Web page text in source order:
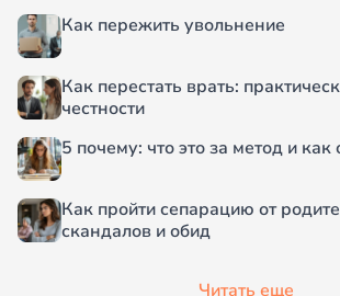
Как пережить увольнение
Как перестать врать:
честности
5 почему: что это за метод и как
Как пройти сепарацию от
скандалов и обид
Читать еще